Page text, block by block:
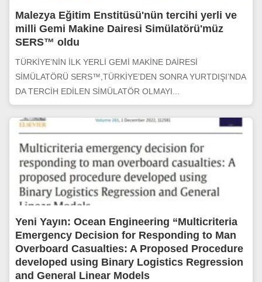
Malezya Eğitim Enstitüsü'nün tercihi yerli ve
milli Gemi Makine Dairesi Simülatörü'müz
SERS™ oldu
TÜRKİYE’NİN İLK YERLİ GEMİ MAKİNE DAİRESİ
SİMÜLATÖRÜ SERS™,TÜRKİYE’DEN SONRA YURTDIŞI’NDA
DA TERCİH EDİLEN SİMÜLATÖR OLMAYI...
Yeni Yayın: Ocean Engineering “Multicriteria
Emergency Decision for Responding to Man
Overboard Casualties: A Proposed Procedure
developed using Binary Logistics Regression
and General Linear Models